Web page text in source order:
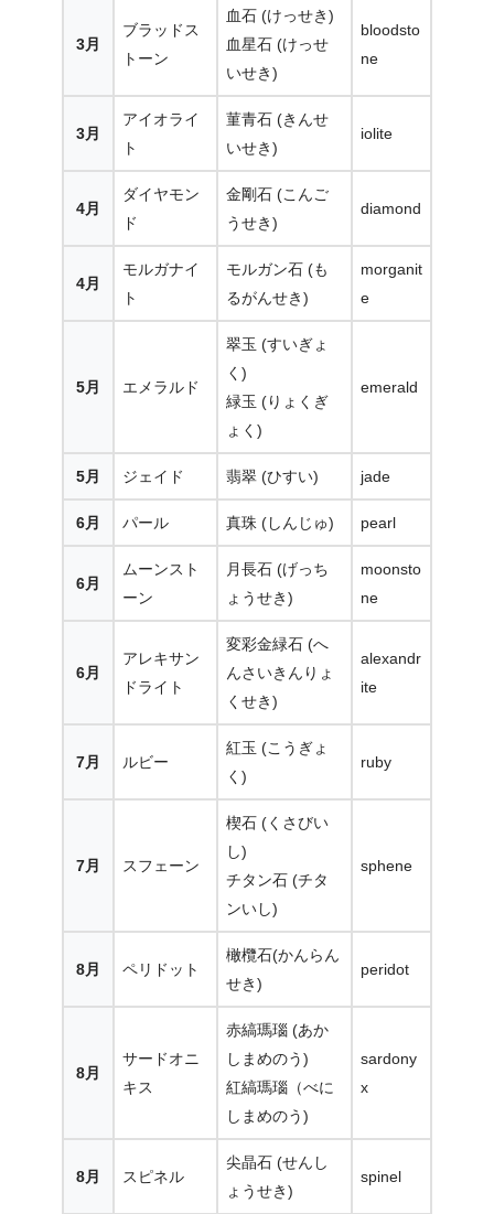
3月
ブラッドス
トーン
血石 (けっせき)
血星石 (けっせ
いせき)
bloodsto
ne
3月
アイオライ
ト
菫青石 (きんせ
いせき)
iolite
4月
ダイヤモン
ド
金剛石 (こんご
うせき)
diamond
4月
モルガナイ
ト
モルガン石 (も
るがんせき)
morganit
e
5月 エメラルド
翠玉 (すいぎょ
く)
緑玉 (りょくぎ
ょく)
emerald
5月 ジェイド 翡翠 (ひすい) jade
6月 パール 真珠 (しんじゅ) pearl
6月
ムーンスト
ーン
月長石 (げっち
ょうせき)
moonsto
ne
6月
アレキサン
ドライト
変彩金緑石 (へ
んさいきんりょ
くせき)
alexandr
ite
7月 ルビー
紅玉 (こうぎょ
く)
ruby
7月 スフェーン
楔石 (くさびい
し)
チタン石 (チタ
ンいし)
sphene
8月 ペリドット
橄欖石(かんらん
せき)
peridot
8月
サードオニ
キス
赤縞瑪瑙 (あか
しまめのう)
紅縞瑪瑙（べに
しまめのう)
sardony
x
8月 スピネル
尖晶石 (せんし
ょうせき)
spinel